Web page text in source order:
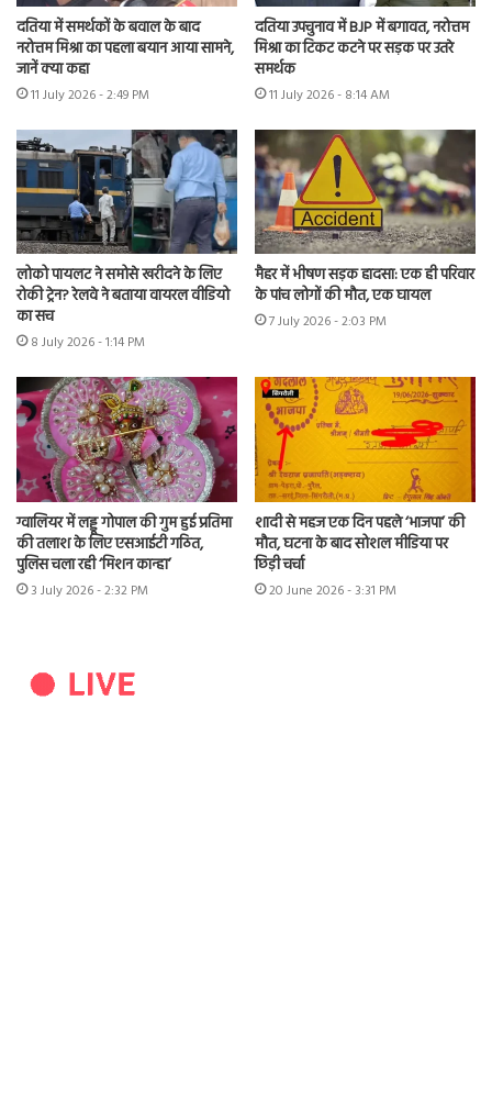
दतिया में समर्थकों के बवाल के बाद
नरोत्तम मिश्रा का पहला बयान आया सामने,
जानें क्या कहा
11 July 2026 - 2:49 PM
दतिया उपचुनाव में BJP में बगावत, नरोत्तम
मिश्रा का टिकट कटने पर सड़क पर उतरे
समर्थक
11 July 2026 - 8:14 AM
लोको पायलट ने समोसे खरीदने के लिए
रोकी ट्रेन? रेलवे ने बताया वायरल वीडियो
का सच
8 July 2026 - 1:14 PM
मैहर में भीषण सड़क हादसा: एक ही परिवार
के पांच लोगों की मौत, एक घायल
7 July 2026 - 2:03 PM
ग्वालियर में लड्डू गोपाल की गुम हुई प्रतिमा
की तलाश के लिए एसआईटी गठित,
पुलिस चला रही ‘मिशन कान्हा’
3 July 2026 - 2:32 PM
शादी से महज एक दिन पहले ‘भाजपा’ की
मौत, घटना के बाद सोशल मीडिया पर
छिड़ी चर्चा
20 June 2026 - 3:31 PM